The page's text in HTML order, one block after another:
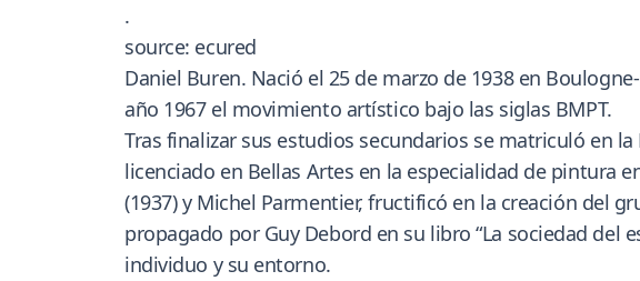
.
source: ecured
Daniel Buren. Nació el 25 de marzo de 1938 en
año 1967 el movimiento artístico bajo las siglas BMPT.
Tras finalizar sus estudios secundarios se matriculó en
licenciado en Bellas Artes en la especialidad de pintura
(1937) y Michel Parmentier, fructificó en la creación del
propagado por Guy Debord en su libro “La sociedad
individuo y su entorno.